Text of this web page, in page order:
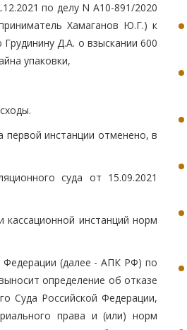
по делу N А10-891/2020
Хамаганов Ю.Г.) к
Д.А. о взыскании 600
упаковки,
первой инстанции отменено, в
суда от 15.09.2021
инстанций норм
Федерации (далее - АПК РФ) по
определение об отказе
Суда Российской Федерации,
права и (или) норм